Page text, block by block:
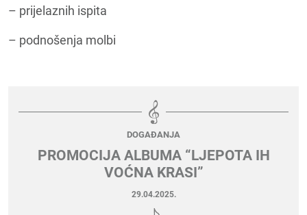
– prijelaznih ispita
– podnošenja molbi
DOGAĐANJA
PROMOCIJA ALBUMA “LJEPOTA IH
VOĆNA KRASI”
29.04.2025.